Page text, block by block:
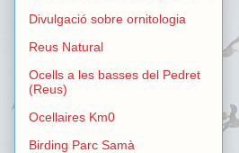
Divulgació sobre ornitologia
Reus Natural
Ocells a les basses del Pedret
(Reus)
Ocellaires Km0
Birding Parc Samà